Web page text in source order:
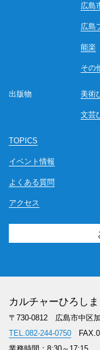
広島
広島
能楽
その
出版物 美術
文芸
TOPICS
イベント情報
よくある質問
アクセス
カルチャーひろしま
〒730-0812 広島市中区
TEL.082-244-0750